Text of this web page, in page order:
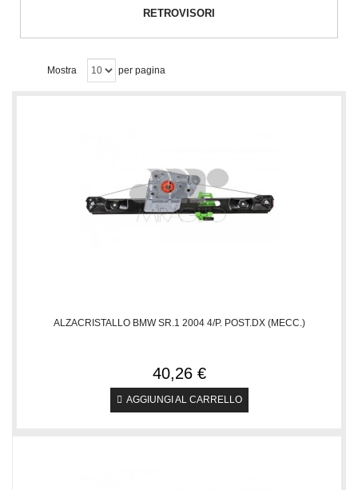
RETROVISORI
Mostra per pagina
ALZACRISTALLO BMW SR.1 2004 4/P. POST.DX (MECC.)
40,26 €
AGGIUNGI AL CARRELLO